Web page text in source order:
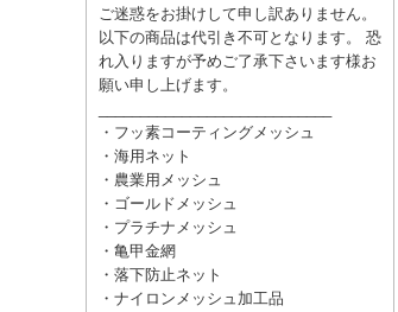
ご迷惑をお掛けして申し訳ありません。
以下の商品は代引き不可となります。 恐
れ入りますが予めご了承下さいます様お
願い申し上げます。
・フッ素コーティングメッシュ
・海用ネット
・農業用メッシュ
・ゴールドメッシュ
・プラチナメッシュ
・亀甲金網
・落下防止ネット
・ナイロンメッシュ加工品